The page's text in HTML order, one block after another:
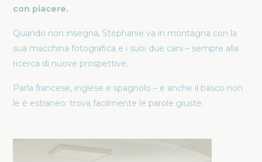
con piacere.
Quando non insegna, Stéphanie va in montagna con la
sua macchina fotografica e i suoi due cani – sempre alla
ricerca di nuove prospettive.
Parla francese, inglese e spagnolo – e anche il basco non
le è estraneo: trova facilmente le parole giuste.